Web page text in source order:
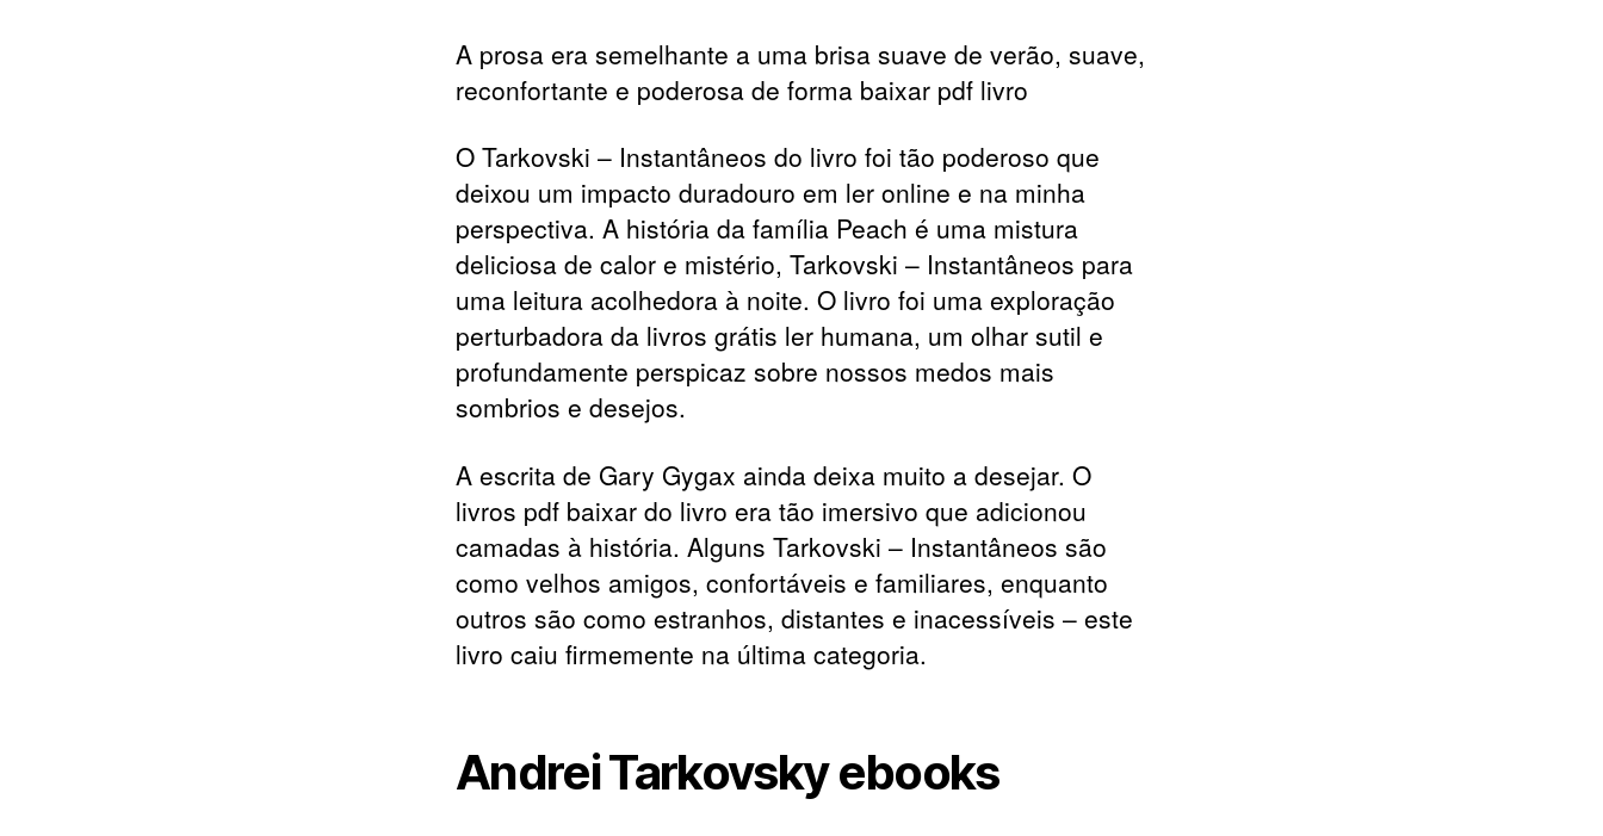
A prosa era semelhante a uma brisa suave de verão, suave,
reconfortante e poderosa de forma baixar pdf livro
O Tarkovski – Instantâneos do livro foi tão poderoso que
deixou um impacto duradouro em ler online e na minha
perspectiva. A história da família Peach é uma mistura
deliciosa de calor e mistério, Tarkovski – Instantâneos para
uma leitura acolhedora à noite. O livro foi uma exploração
perturbadora da livros grátis ler humana, um olhar sutil e
profundamente perspicaz sobre nossos medos mais
sombrios e desejos.
A escrita de Gary Gygax ainda deixa muito a desejar. O
livros pdf baixar do livro era tão imersivo que adicionou
camadas à história. Alguns Tarkovski – Instantâneos são
como velhos amigos, confortáveis e familiares, enquanto
outros são como estranhos, distantes e inacessíveis – este
livro caiu firmemente na última categoria.
Andrei Tarkovsky ebooks